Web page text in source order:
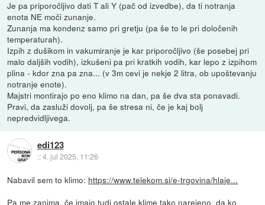
Je pa priporočljivo dati T ali Y (pač od izvedbe), da ti notranja
enota NE moči zunanje.
Zunanja ma kondenz samo pri gretju (pa še to le pri določenih
temperaturah).
Izpih z dušikom in vakumiranje je kar priporočljivo (še posebej pri
malo daljših vodih), izkušeni pa pri kratkih vodih, kar lepo z izpihom
plina - kdor zna pa zna... (v 3m cevi je nekje 2 litra, ob upoštevanju
notranje enote).
Majstri montirajo po eno klimo na dan, pa še dva sta ponavadi.
Pravi, da zasluži dovolj, pa še stresa ni, če je kaj bolj
nepredvidljivega.
edi123
::4. jul 2025, 11:26
Nabavil sem to klimo: https://www.telekom.si/e-trgovina/hlaje...
Pa me zanima, če imajo tudi ostale klime tako narejeno, da ko